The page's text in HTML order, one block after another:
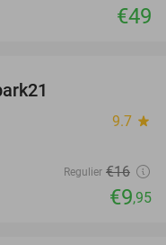
€49
9.7 star
Regulier €16
€9,95